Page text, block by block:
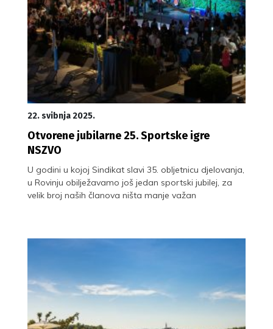
22. svibnja 2025.
Otvorene jubilarne 25. Sportske igre
NSZVO
U godini u kojoj Sindikat slavi 35. obljetnicu djelovanja,
u Rovinju obilježavamo još jedan sportski jubilej, za
velik broj naših članova ništa manje važan